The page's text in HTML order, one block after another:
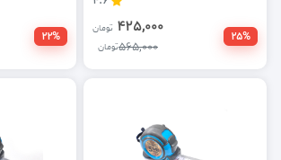
25%
425,000 تومان
565,000تومان
22%